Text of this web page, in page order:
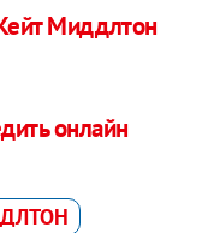
Миддлтон
онлайн